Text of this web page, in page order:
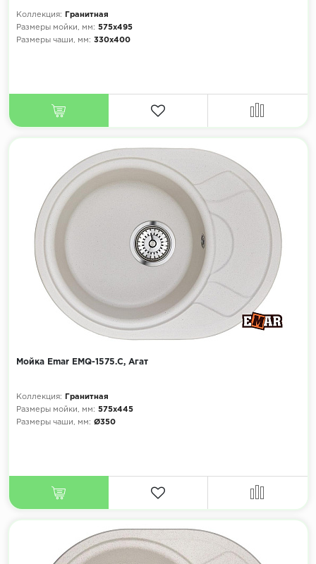
Коллекция:
Гранитная
Размеры мойки, мм: 575х495
Размеры чаши, мм: 330х400
Мойка Emar EMQ-1575.C, Агат
Коллекция:
Гранитная
Размеры мойки, мм: 575х445
Размеры чаши, мм: Ø350